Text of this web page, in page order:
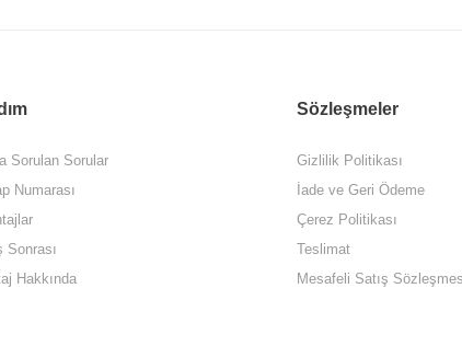
Sorulan Sorular
Numarası
Sonrası
Hakkında
Sözleşmeler
Gizlilik Politikası
İade ve Geri Ödeme
Çerez Politikası
Teslimat
Mesafeli Satış